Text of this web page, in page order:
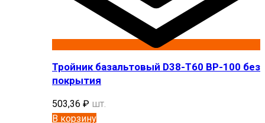
Тройник базальтовый D38-T60 BP-100 без
покрытия
503,36 ₽ шт.
В корзину